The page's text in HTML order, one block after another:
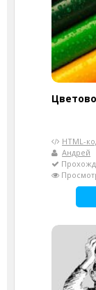
HTML-
Андрей